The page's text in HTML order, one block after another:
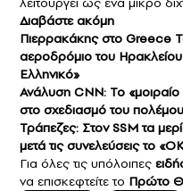
Διαβάστε ακόμη
Πιερρακάκης στο Greece
αεροδρόμιο του Ηρακλείου
Ελληνικό»
Ανάλυση CNN: Το
στο σχεδιασμό του
Τράπεζες: Στον SSM τα
μετά τις συνελεύσεις το
Για όλες τις υπόλοιπες
να επισκεφτείτε το Πρώτο